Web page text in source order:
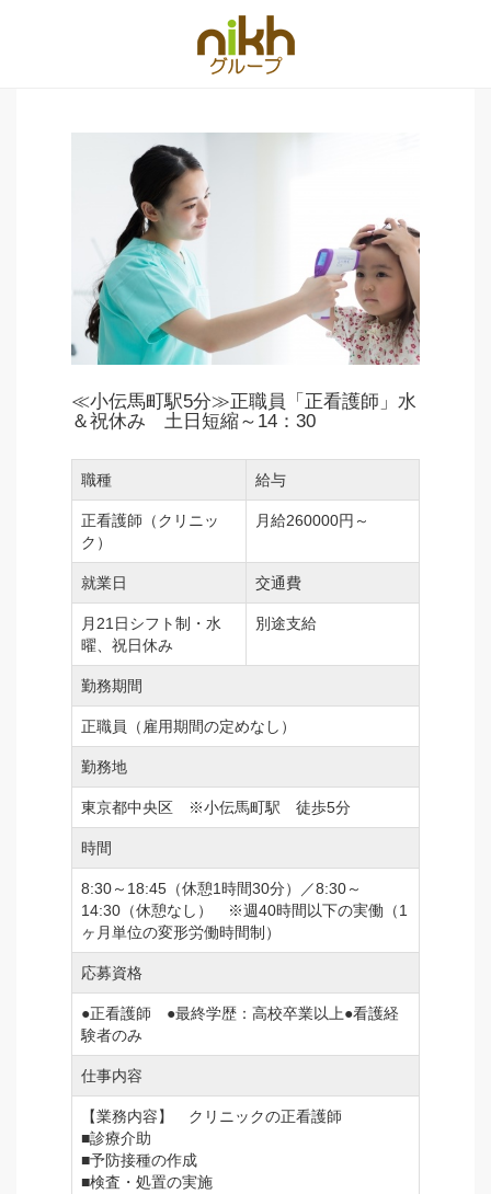
≪小伝馬町駅5分≫正職員「正看護師」水
＆祝休み 土日短縮～14：30
職種 給与
正看護師（クリニッ
ク）
月給260000円～
就業日 交通費
月21日シフト制・水
曜、祝日休み
別途支給
勤務期間
正職員（雇用期間の定めなし）
勤務地
東京都中央区 ※小伝馬町駅 徒歩5分
時間
8:30～18:45（休憩1時間30分）／8:30～
14:30（休憩なし） ※週40時間以下の実働（1
ヶ月単位の変形労働時間制）
応募資格
●正看護師 ●最終学歴：高校卒業以上●看護経
験者のみ
仕事内容
【業務内容】 クリニックの正看護師
■診療介助
■予防接種の作成
■検査・処置の実施